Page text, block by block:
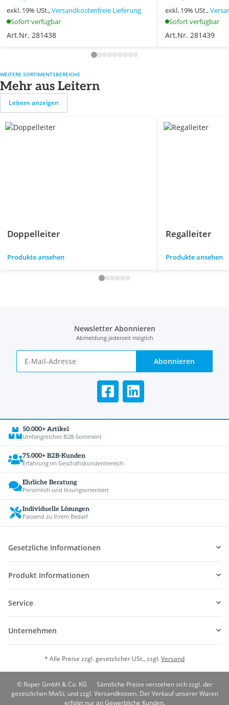
exkl. 19% USt.,Versandkostenfreie Lieferung
Sofort verfügbar
Art.Nr. 281438
exkl. 19% USt.,
Sofort verfügbar
Art.Nr. 281439
WEITERE SORTIMENTSBEREICHE
Mehr aus Leitern
Leitern anzeigen
Doppelleiter
Produkte ansehen
Regalleiter
Produkte ansehen
Newsletter Abonnieren
Abmeldung jederzeit möglich
Abonnieren
50.000+ Artikel
Umfangreiches B2B-Sortiment
75.000+ B2B-Kunden
Erfahrung im Geschäftskundenbereich
Ehrliche Beratung
Persönlich und lösungsorientiert
Individuelle Lösungen
Passend zu Ihrem Bedarf
Gesetzliche Informationen
Produkt Informationen
Service
Unternehmen
* Alle Preise zzgl. gesetzlicher USt., zzgl.Versand
© Roper GmbH & Co. KG
Sämtliche Preise verstehen sich zzgl. der
gesetzlichen MwSt. und zzgl. Versandkosten. Der Verkauf unserer Waren
erfolgt nur an Gewerbliche Kunden.